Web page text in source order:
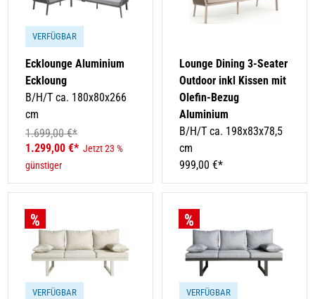
VERFÜGBAR
Ecklounge Aluminium
Eckloung
B/H/T ca. 180x80x266
cm
1.699,00 €*
1.299,00 €* Jetzt 23 %
günstiger
Lounge Dining 3-Seater
Outdoor inkl Kissen mit
Olefin-Bezug
Aluminium
B/H/T ca. 198x83x78,5
cm
999,00 €*
VERFÜGBAR VERFÜGBAR